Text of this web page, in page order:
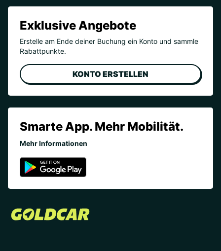
Exklusive Angebote
Erstelle am Ende deiner Buchung ein Konto und sammle
Rabattpunkte.
KONTO ERSTELLEN
Smarte App. Mehr Mobilität.
Mehr Informationen